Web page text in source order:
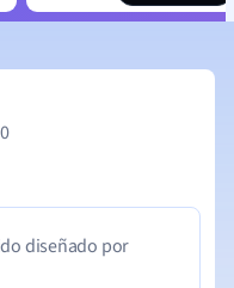
diseñado por